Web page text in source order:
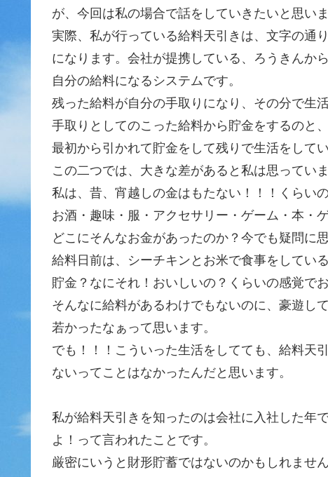
が、今回は私の場合で話をしていきたいと思いま
実際、私が行っている給料天引きは、文字の通
になります。会社が提携している、ろうきんか
自分の給料になるシステムです。
残った給料が自分の手取りになり、その分で生
手取りとしてのこった給料から貯金をするのと、
最初から引かれて貯金をして残りで生活をしてい
この二つでは、大きな差があると私は思っていま
私は、昔、宵越しの金はもたない！！！くらい
お酒・趣味・服・アクセサリー・ゲーム・本・
どこにそんなお金があったのか？今でも疑問に
給料日前は、シーチキンとお米で食事をしてい
貯金？なにそれ！おいしいの？くらいの感覚で
そんなに給料があるわけでもないのに、豪遊し
若かったなぁって思います。
でも！！！こういった生活をしてても、給料天
ないってことはなかったんだと思います。
私が給料天引きを知ったのは会社に入社した年
よ！って言われたことです。
厳密にいうと財形貯蓄ではないのかもしれません